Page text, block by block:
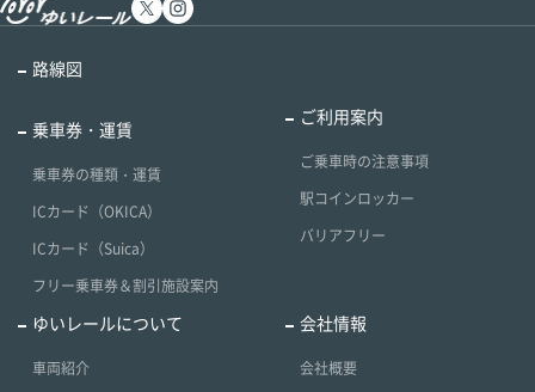
路線図
乗車券・運賃
乗車券の種類・運賃
ICカード（OKICA）
ICカード（Suica）
フリー乗車券＆割引施設案内
ご利用案内
ご乗車時の注意事項
駅コインロッカー
バリアフリー
ゆいレールについて
車両紹介
会社情報
会社概要